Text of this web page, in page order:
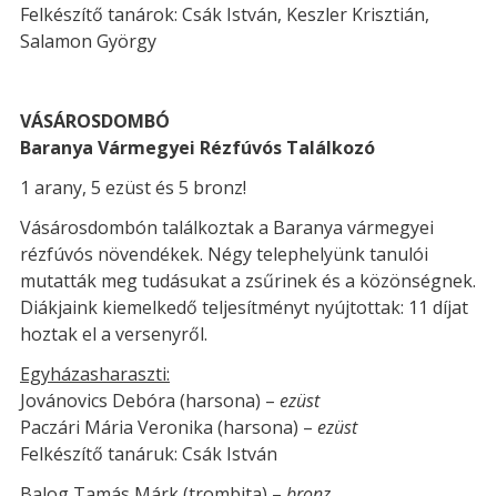
Felkészítő tanárok: Csák István, Keszler Krisztián,
Salamon György
VÁSÁROSDOMBÓ
Baranya Vármegyei Rézfúvós Találkozó
1 arany, 5 ezüst és 5 bronz!
Vásárosdombón találkoztak a Baranya vármegyei
rézfúvós növendékek. Négy telephelyünk tanulói
mutatták meg tudásukat a zsűrinek és a közönségnek.
Diákjaink kiemelkedő teljesítményt nyújtottak: 11 díjat
hoztak el a versenyről.
Egyházasharaszti:
Jovánovics Debóra (harsona) – ezüst
Paczári Mária Veronika (harsona) – ezüst
Felkészítő tanáruk: Csák István